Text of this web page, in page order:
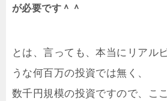
が必要です＾＾
とは、言っても、本当にリアル
うな何百万の投資では無く、
数千円規模の投資ですので、こ